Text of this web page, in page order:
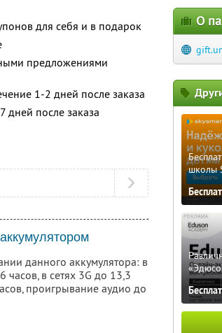
для себя и в подарок
предложениями
1-2 дней после заказа
дней после заказа
данного аккумулятора: в
в сетях 3G до 13,3
проигрывание аудио до
О
школы